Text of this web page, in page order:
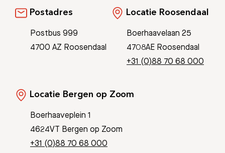
Postadres
Postbus 999
4700 AZ Roosendaal
Locatie Roosendaal
Boerhaavelaan 25
4708AE Roosendaal
+31 (0)88 70 68 000
Locatie Bergen op Zoom
Boerhaaveplein 1
4624VT Bergen op Zoom
+31 (0)88 70 68 000